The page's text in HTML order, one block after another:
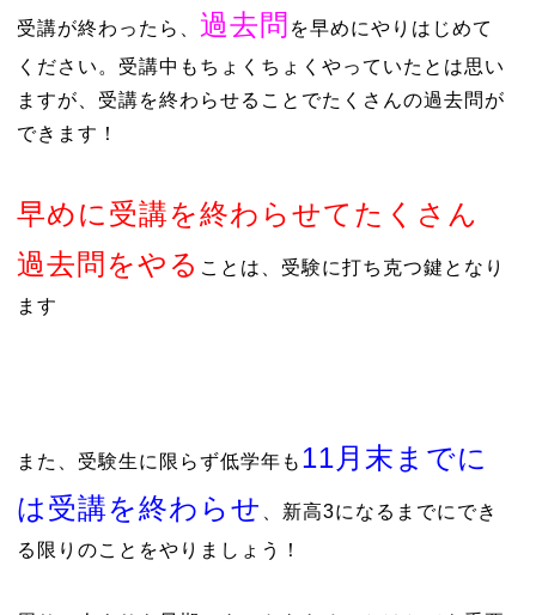
受講が終わったら、 過去問 を早めにやりはじめて
ください。受講中もちょくちょくやっていたとは思い
ますが、受講を終わらせることでたくさんの過去問が
できます！
早めに受講を終わらせてたくさん
過去問をやる ことは、受験に打ち克つ鍵となり
ます
また、受験生に限らず低学年も 11月末までに
は受講を終わらせ
、新高3になるまでにでき
る限りのことをやりましょう！